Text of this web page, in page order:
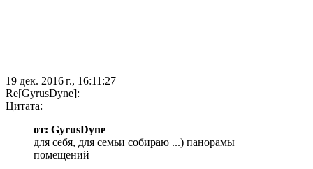
19 дек. 2016 г., 16:11:27
Re[GyrusDyne]:
Цитата:
от: GyrusDyne
для себя, для семьи собираю ...) панорамы
помещений